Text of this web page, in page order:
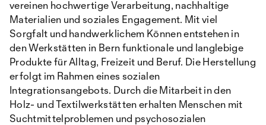
vereinen hochwertige Verarbeitung, nachhaltige
Materialien und soziales Engagement. Mit viel
Sorgfalt und handwerklichem Können entstehen in
den Werkstätten in Bern funktionale und langlebige
Produkte für Alltag, Freizeit und Beruf. Die Herstellung
erfolgt im Rahmen eines sozialen
Integrationsangebots. Durch die Mitarbeit in den
Holz- und Textilwerkstätten erhalten Menschen mit
Suchtmittelproblemen und psychosozialen